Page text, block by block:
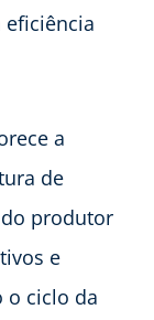
eficiência
a
de
produtor
e
o ciclo da